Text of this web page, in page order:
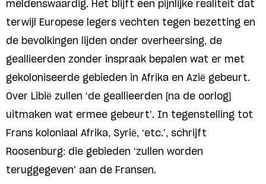
meldenswaardig. Het blijft een pijnlijke realiteit dat
terwijl Europese legers vechten tegen bezetting en
de bevolkingen lijden onder overheersing, de
geallieerden zonder inspraak bepalen wat er met
gekoloniseerde gebieden in Afrika en Azië gebeurt.
Over Libië zullen ‘de geallieerden [na de oorlog]
uitmaken wat ermee gebeurt’. In tegenstelling tot
Frans koloniaal Afrika, Syrië, ‘etc.’, schrijft
Roosenburg: die gebieden ‘zullen worden
teruggegeven’ aan de Fransen.